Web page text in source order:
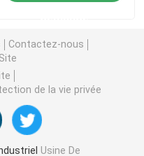
Contactez-nous
de la vie privée
Usine De